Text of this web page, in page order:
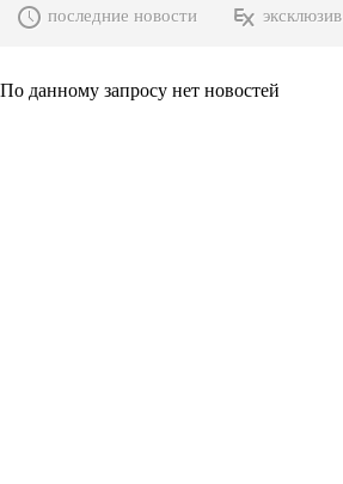
последние новости эксклюзив
По данному запросу нет новостей